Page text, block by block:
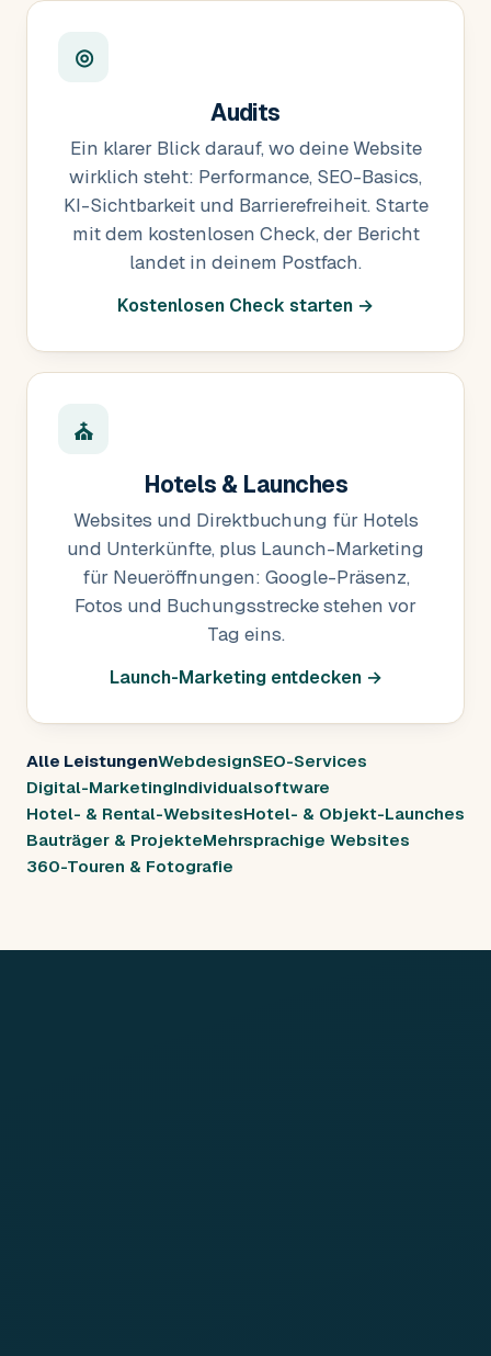
◎
Audits
Ein klarer Blick darauf, wo deine Website
wirklich steht: Performance, SEO-Basics,
KI-Sichtbarkeit und Barrierefreiheit. Starte
mit dem kostenlosen Check, der Bericht
landet in deinem Postfach.
Kostenlosen Check starten →
⛪
Hotels & Launches
Websites und Direktbuchung für Hotels
und Unterkünfte, plus Launch-Marketing
für Neueröffnungen: Google-Präsenz,
Fotos und Buchungsstrecke stehen vor
Tag eins.
Launch-Marketing entdecken →
Alle LeistungenWebdesignSEO-Services
Digital-MarketingIndividualsoftware
Hotel- & Rental-WebsitesHotel- & Objekt-Launches
Bauträger & ProjekteMehrsprachige Websites
360-Touren & Fotografie